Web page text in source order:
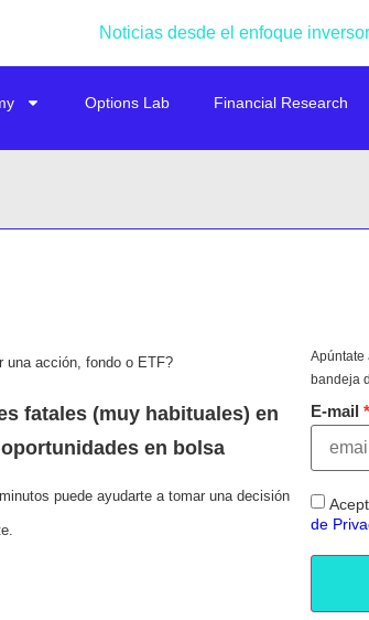
Noticias desde el enfoque inversor
Options Lab Financial Research
una acción, fondo o ETF?
fatales (muy habituales) en
en bolsa
puede ayudarte a tomar una decisión
Apúntate
bandeja
E-mail
de